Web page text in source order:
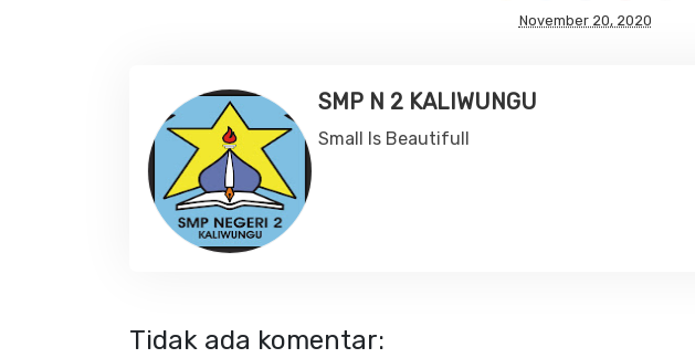
November 20, 2020
SMP N 2 KALIWUNGU
Small Is Beautifull
Tidak ada komentar: